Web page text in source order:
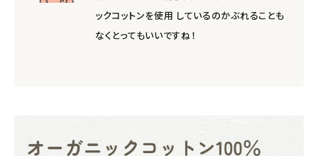
ックコットンを使用 しているのかぶれることも
なくとってもいいですね！